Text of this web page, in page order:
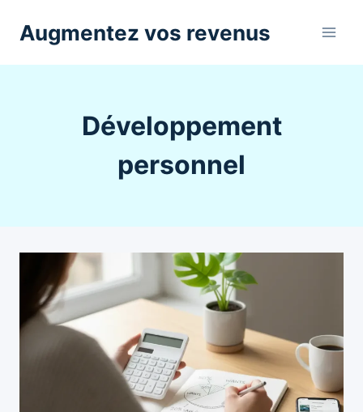
Augmentez vos revenus
Développement
personnel